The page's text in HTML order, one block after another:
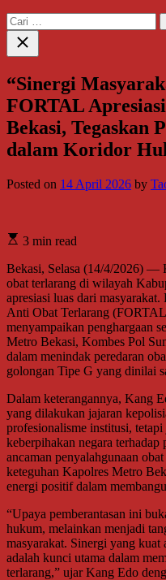
Cari
untuk:
Close
search
“Sinergi
FORTAL
Bekasi, Tegaskan
dalam Koridor
Posted on 14 April 2026 by
3 min read
Bekasi, Selasa (14/4/2026) —
obat terlarang di wilayah
apresiasi luas dari
Anti Obat Terlarang
menyampaikan penghargaan
Metro Bekasi, Kombes Pol
dalam menindak peredaran
golongan Tipe G yang dinilai
Dalam keterangannya, Kang
yang dilakukan jajaran
profesionalisme institusi,
keberpihakan negara
ancaman penyalahgunaan
keteguhan Kapolres Metro
energi positif dalam
“Upaya pemberantasan ini
hukum, melainkan menjadi
masyarakat. Sinergi yang kuat
adalah kunci utama dalam
terlarang,” ujar Kang Edo